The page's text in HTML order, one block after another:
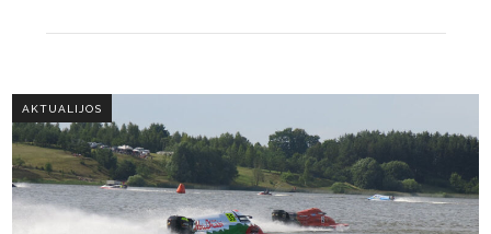
AKTUALIJOS